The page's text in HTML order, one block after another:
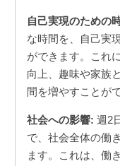
自己実現のための
な時間を、自己実
ができます。これ
向上、趣味や家族
間を増やすことが
社会への影響:週2
で、社会全体の働
ます。これは、働